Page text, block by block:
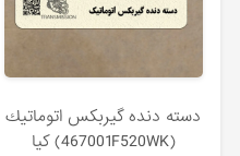
دسته دنده گيربكس اتوماتيك
(467001F520WK) کیا